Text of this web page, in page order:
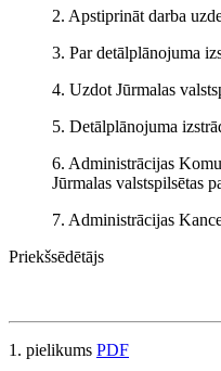
2. Apstiprināt darba
3. Par detālplānojuma
4. Uzdot Jūrmalas
5. Detālplānojuma
6. Administrācijas
Jūrmalas valstspilsētas
7. Administrācijas
Priekšsēdētājs
1. pielikums PDF